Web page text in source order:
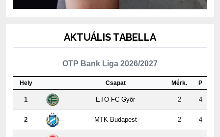
OTP Bank Liga 2026/2027
Csapat
1 ETO FC Győr 2 4
2 MTK Budapest 2 4
3 Kisvárda Master Good 2 4